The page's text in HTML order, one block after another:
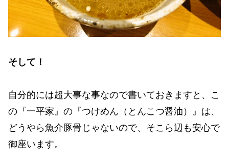
そして！
自分的には超大事な事なので書いておきますと、こ
の『一平家』の『つけめん（とんこつ醤油）』は、
どうやら魚介豚骨じゃないので、そこら辺も安心で
御座います。